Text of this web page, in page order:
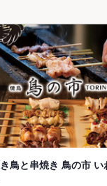
鳥と串焼き 鳥の市 い